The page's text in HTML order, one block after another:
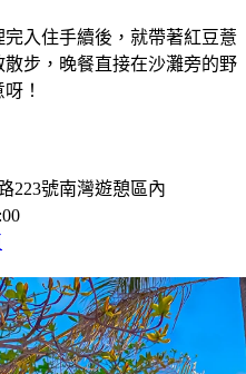
入住手續後，就帶著紅豆薏
步，晚餐直接在沙灘旁的野
！
223號南灣遊憩區內